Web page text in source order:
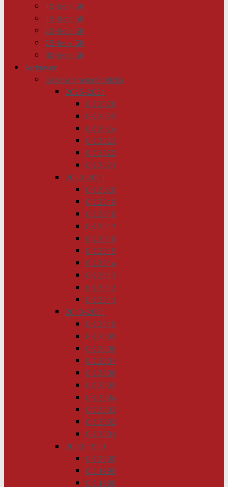
10-lecie GK
15-lecie GK
20-lecie GK
25-lecie GK
30-lecie GK
Archiwum
Gazeta Krasnobrodzka
2026-2021
GK 2026
GK 2025
GK 2024
GK 2023
GK 2022
GK 2021
2020-2011
GK 2020
GK 2019
GK 2018
GK 2017
GK 2016
GK 2015
GK 2014
GK 2013
GK 2012
GK 2011
2010-2001
GK 2010
GK 2009
GK 2008
GK 2007
GK 2006
GK 2005
GK 2004
GK 2003
GK 2002
GK 2001
2000-1990
GK 2000
GK 1999
GK 1998